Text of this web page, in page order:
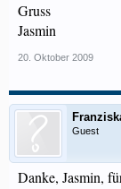
Gruss
Jasmin
20. Oktober 2009
Guest
Danke, Jasmin,